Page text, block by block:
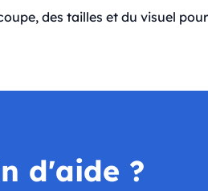
des tailles et du visuel
d'aide ?